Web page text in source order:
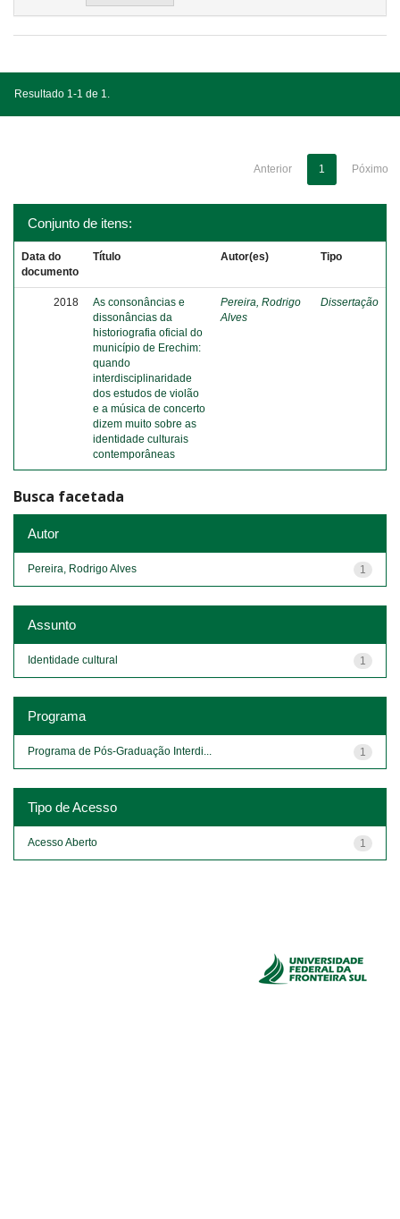
Resultado 1-1 de 1.
Anterior 1 Póximo
Conjunto de itens:
Data do
documento
Título Autor(es) Tipo
2018
As consonâncias e
dissonâncias da
historiografia oficial do
município de Erechim:
quando
interdisciplinaridade
dos estudos de violão
e a música de concerto
dizem muito sobre as
identidade culturais
contemporâneas
Pereira, Rodrigo
Alves
Dissertação
Busca facetada
Autor
1
Pereira, Rodrigo Alves
Assunto
1
Identidade cultural
Programa
1
Programa de Pós-Graduação Interdi...
Tipo de Acesso
1
Acesso Aberto